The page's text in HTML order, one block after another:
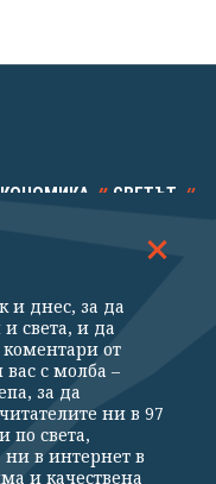
СВЕТЪТ
КАЛЕЙДОСКОП
поверителност
За Клуб Z
и днес, за да
света, и да
от
с молба –
за да
ни в 97
по света,
ни в интернет в
и качествена